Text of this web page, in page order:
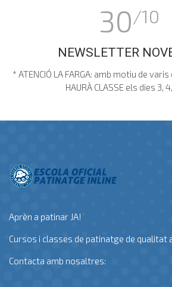
30/10
NEWSLETTER
* ATENCIÓ LA FARGA: amb motiu de
HAURÀ CLASSE els dies 3, 4,
Aprèn a patinar JA!
Cursos i classes de patinatge de qualitat
Contacta amb nosaltres: